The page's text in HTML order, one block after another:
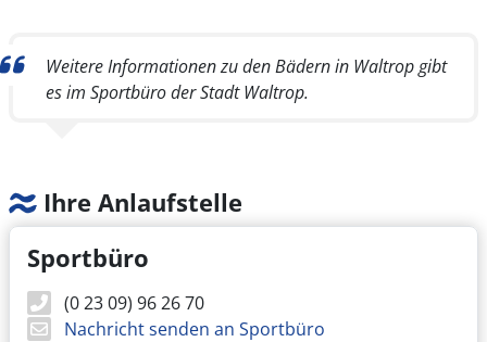
Weitere Informationen zu den Bädern in Waltrop gibt
es im Sportbüro der Stadt Waltrop.
Ihre Anlaufstelle
Sportbüro
(0 23 09) 96 26 70
Nachricht senden an Sportbüro